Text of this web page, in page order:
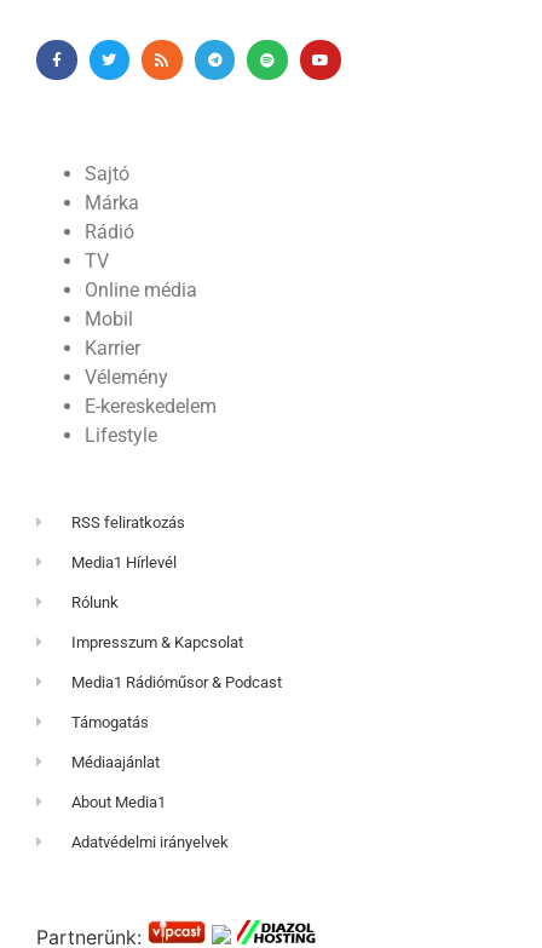
Sajtó
Márka
Rádió
TV
Online média
Mobil
Karrier
Vélemény
E-kereskedelem
Lifestyle
RSS feliratkozás
Media1 Hírlevél
Rólunk
Impresszum & Kapcsolat
Media1 Rádióműsor & Podcast
Támogatás
Médiaajánlat
About Media1
Adatvédelmi irányelvek
Partnerünk: